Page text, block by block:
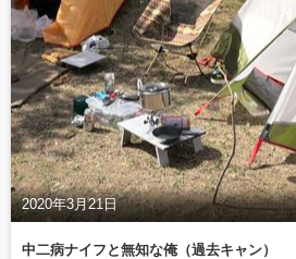
2020年3月21日
中二病ナイフと無知な俺（過去キャン）